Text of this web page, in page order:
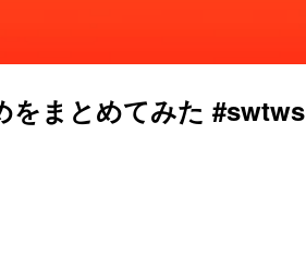
をまとめてみた #swtws